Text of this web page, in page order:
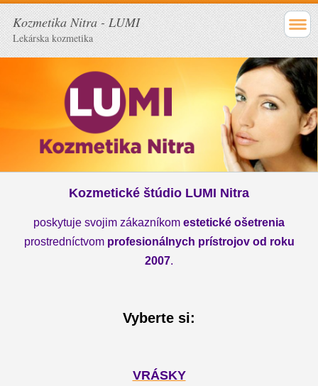
Kozmetika Nitra - LUMI
Lekárska kozmetika
Kozmetické štúdio LUMI Nitra
poskytuje svojim zákazníkom estetické ošetrenia
prostredníctvom profesionálnych prístrojov od roku
2007.
Vyberte si:
VRÁSKY